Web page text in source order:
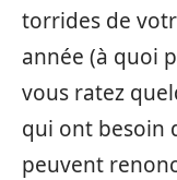
torrides de
année (à quoi
vous ratez
qui ont besoin
peuvent